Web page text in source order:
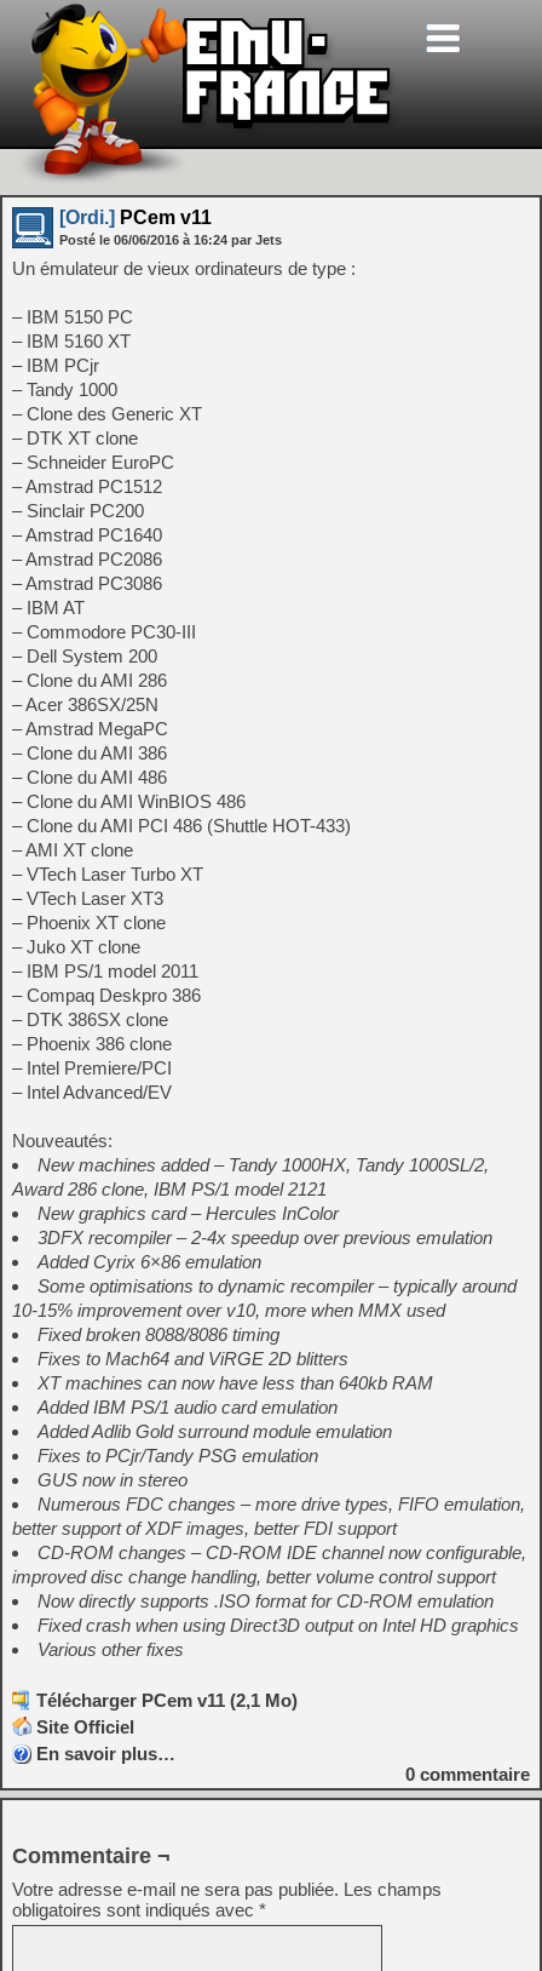
[Ordi.] PCem v11
Posté le 06/06/2016 à 16:24 par Jets
Un émulateur de vieux ordinateurs de type :
– IBM 5150 PC
– IBM 5160 XT
– IBM PCjr
– Tandy 1000
– Clone des Generic XT
– DTK XT clone
– Schneider EuroPC
– Amstrad PC1512
– Sinclair PC200
– Amstrad PC1640
– Amstrad PC2086
– Amstrad PC3086
– IBM AT
– Commodore PC30-III
– Dell System 200
– Clone du AMI 286
– Acer 386SX/25N
– Amstrad MegaPC
– Clone du AMI 386
– Clone du AMI 486
– Clone du AMI WinBIOS 486
– Clone du AMI PCI 486 (Shuttle HOT-433)
– AMI XT clone
– VTech Laser Turbo XT
– VTech Laser XT3
– Phoenix XT clone
– Juko XT clone
– IBM PS/1 model 2011
– Compaq Deskpro 386
– DTK 386SX clone
– Phoenix 386 clone
– Intel Premiere/PCI
– Intel Advanced/EV
Nouveautés:
New machines added – Tandy 1000HX, Tandy 1000SL/2,
Award 286 clone, IBM PS/1 model 2121
New graphics card – Hercules InColor
3DFX recompiler – 2-4x speedup over previous emulation
Added Cyrix 6×86 emulation
Some optimisations to dynamic recompiler – typically around
10-15% improvement over v10, more when MMX used
Fixed broken 8088/8086 timing
Fixes to Mach64 and ViRGE 2D blitters
XT machines can now have less than 640kb RAM
Added IBM PS/1 audio card emulation
Added Adlib Gold surround module emulation
Fixes to PCjr/Tandy PSG emulation
GUS now in stereo
Numerous FDC changes – more drive types, FIFO emulation,
better support of XDF images, better FDI support
CD-ROM changes – CD-ROM IDE channel now configurable,
improved disc change handling, better volume control support
Now directly supports .ISO format for CD-ROM emulation
Fixed crash when using Direct3D output on Intel HD graphics
Various other fixes
Télécharger PCem v11 (2,1 Mo)
Site Officiel
En savoir plus…
0 commentaire
Commentaire ¬
Votre adresse e-mail ne sera pas publiée. Les champs
obligatoires sont indiqués avec *